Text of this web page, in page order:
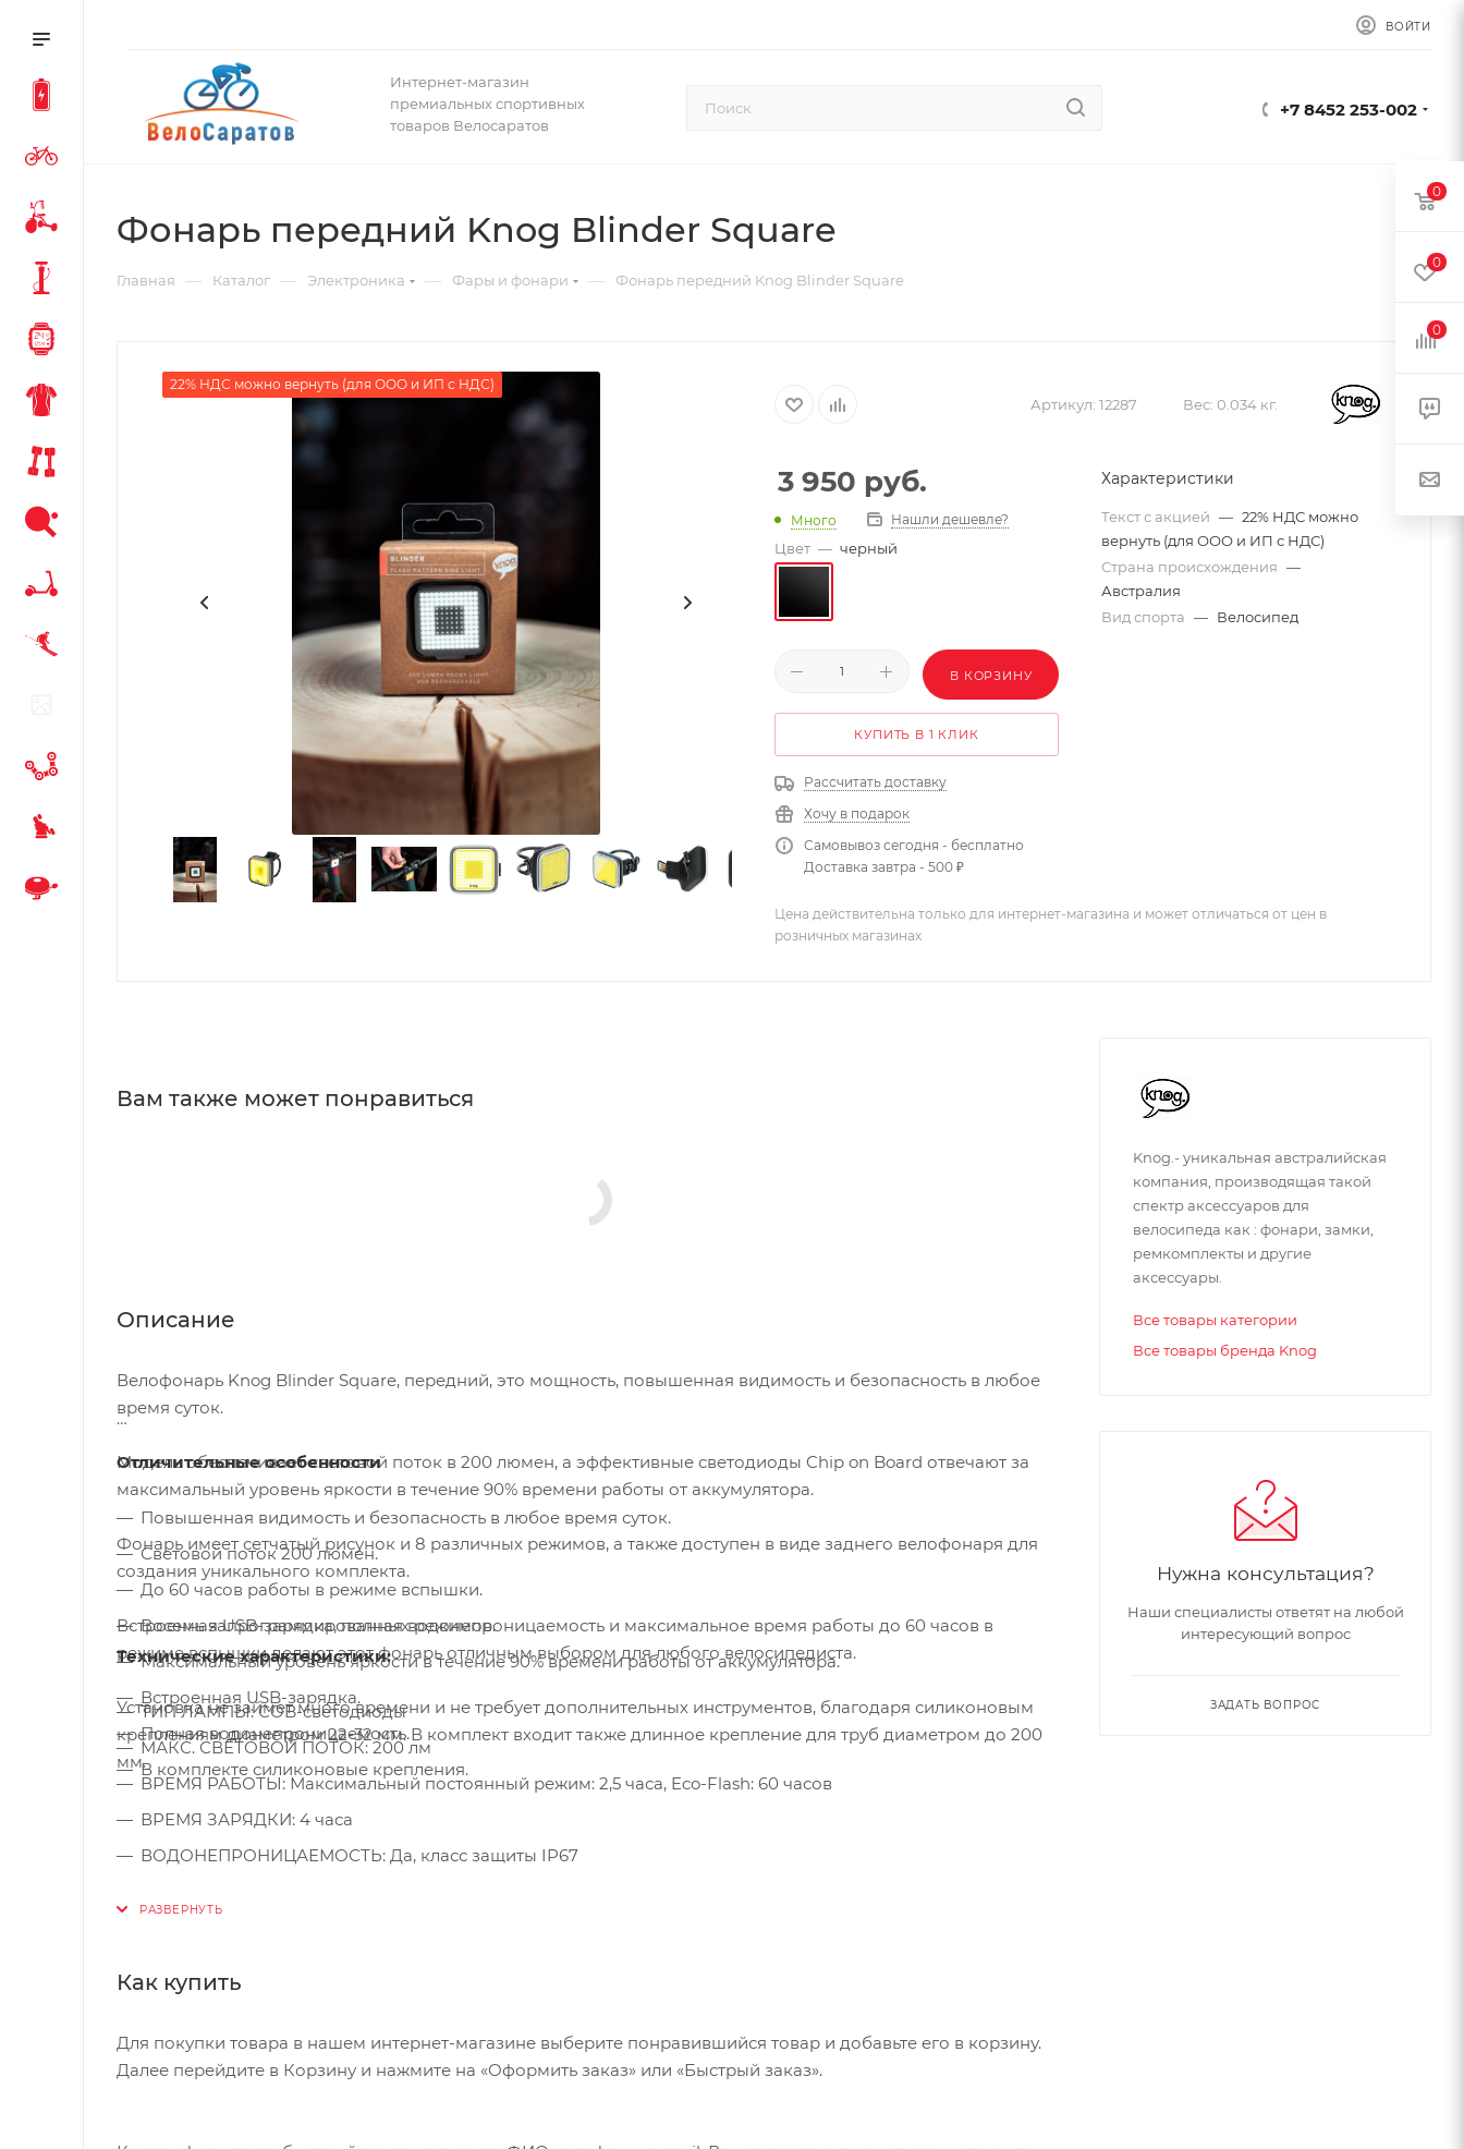
ВОЙТИ
Интернет-магазин
премиальных спортивных
товаров Велосаратов
+7 8452 253-002
Фонарь передний Knog Blinder Square
Главная — Каталог — Электроника — Фары и фонари — Фонарь передний Knog Blinder Square
22% НДС можно вернуть (для ООО и ИП с НДС)
Артикул: 12287 Вес: 0.034 кг.
3 950 руб.
Много Нашли дешевле?
Цвет — черный
В КОРЗИНУ
КУПИТЬ В 1 КЛИК
Рассчитать доставку
Хочу в подарок
Самовывоз сегодня - бесплатно
Доставка завтра - 500 ₽
Характеристики
Текст с акцией — 22% НДС можно
вернуть (для ООО и ИП с НДС)
Страна происхождения —
Австралия
Вид спорта — Велосипед
Цена действительна только для интернет-магазина и может отличаться от цен в
розничных магазинах
Вам также может понравиться
Описание
Велофонарь Knog Blinder Square, передний, это мощность, повышенная видимость и безопасность в любое
время суток.
Модель обеспечивает световой поток в 200 люмен, а эффективные светодиоды Chip on Board отвечают за
максимальный уровень яркости в течение 90% времени работы от аккумулятора.
Фонарь имеет сетчатый рисунок и 8 различных режимов, а также доступен в виде заднего велофонаря для
создания уникального комплекта.
Встроенная USB-зарядка, полная водонепроницаемость и максимальное время работы до 60 часов в
режиме вспышки делают этот фонарь отличным выбором для любого велосипедиста.
Установка не займет много времени и не требует дополнительных инструментов, благодаря силиконовым
креплениям диаметром 22-32 мм. В комплект входит также длинное крепление для труб диаметром до 200
мм.
Отличительные особенности
Повышенная видимость и безопасность в любое время суток.
Световой поток 200 люмен.
До 60 часов работы в режиме вспышки.
Восемь запрограммированных режимов.
Максимальный уровень яркости в течение 90% времени работы от аккумулятора.
Встроенная USB-зарядка.
Полная водонепроницаемость.
В комплекте силиконовые крепления.
Технические характеристики:
ТИП ЛАМПЫ: COB-светодиоды
МАКС. СВЕТОВОЙ ПОТОК: 200 лм
ВРЕМЯ РАБОТЫ: Максимальный постоянный режим: 2,5 часа, Eco-Flash: 60 часов
ВРЕМЯ ЗАРЯДКИ: 4 часа
ВОДОНЕПРОНИЦАЕМОСТЬ: Да, класс защиты IP67
РАЗМЕРЫ: В: 43 мм x Ш: 43 мм x Д: 46 мм
ВЕС: 34 г / 1,2 унции
ИНДИКАЦИЯ НИЗКОГО ЗАРЯДА БАТАРЕИ: Да
РАБОЧАЯ ТЕМПЕРАТУРА: От -20 до 50 °C / От -4 до 122 °F
Как купить
Для покупки товара в нашем интернет-магазине выберите понравившийся товар и добавьте его в корзину.
Далее перейдите в Корзину и нажмите на «Оформить заказ» или «Быстрый заказ».
Knog.- уникальная авcтралийская
компания, производящая такой
спектр аксессуаров для
велосипеда как : фонари, замки,
ремкомплекты и другие
аксессуары.
Все товары категории
Все товары бренда Knog
Нужна консультация?
Наши специалисты ответят на любой
интересующий вопрос
ЗАДАТЬ ВОПРОС
0
0
0